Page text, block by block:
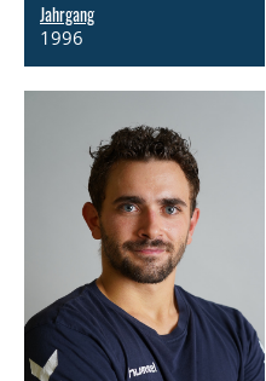
Jahrgang
1996